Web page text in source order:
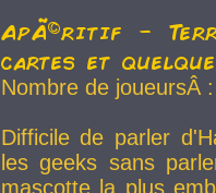
ApÃ©ritif -
cartes et
Nombre de
Difficile de parler
les geeks sans
mascotte la plus